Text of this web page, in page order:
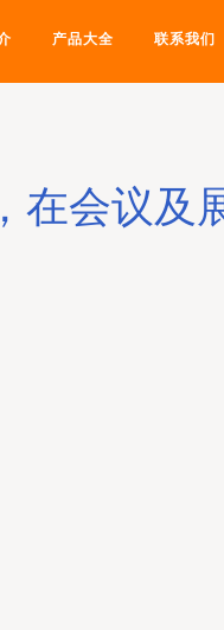
产品大全 联系我们
在会议及